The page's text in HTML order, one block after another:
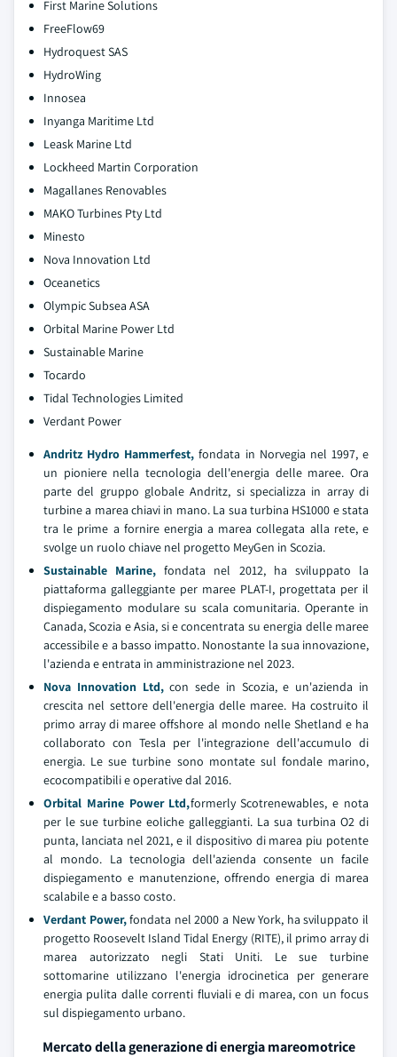
First Marine Solutions
FreeFlow69
Hydroquest SAS
HydroWing
Innosea
Inyanga Maritime Ltd
Leask Marine Ltd
Lockheed Martin Corporation
Magallanes Renovables
MAKO Turbines Pty Ltd
Minesto
Nova Innovation Ltd
Oceanetics
Olympic Subsea ASA
Orbital Marine Power Ltd
Sustainable Marine
Tocardo
Tidal Technologies Limited
Verdant Power
Andritz Hydro Hammerfest, fondata in Norvegia nel 1997, e
un pioniere nella tecnologia dell'energia delle maree. Ora
parte del gruppo globale Andritz, si specializza in array di
turbine a marea chiavi in mano. La sua turbina HS1000 e stata
tra le prime a fornire energia a marea collegata alla rete, e
svolge un ruolo chiave nel progetto MeyGen in Scozia.
Sustainable Marine, fondata nel 2012, ha sviluppato la
piattaforma galleggiante per maree PLAT-I, progettata per il
dispiegamento modulare su scala comunitaria. Operante in
Canada, Scozia e Asia, si e concentrata su energia delle maree
accessibile e a basso impatto. Nonostante la sua innovazione,
l'azienda e entrata in amministrazione nel 2023.
Nova Innovation Ltd,con sede in Scozia, e un'azienda in
crescita nel settore dell'energia delle maree. Ha costruito il
primo array di maree offshore al mondo nelle Shetland e ha
collaborato con Tesla per l'integrazione dell'accumulo di
energia. Le sue turbine sono montate sul fondale marino,
ecocompatibili e operative dal 2016.
Orbital Marine Power Ltd,formerly Scotrenewables, e nota
per le sue turbine eoliche galleggianti. La sua turbina O2 di
punta, lanciata nel 2021, e il dispositivo di marea piu potente
al mondo. La tecnologia dell'azienda consente un facile
dispiegamento e manutenzione, offrendo energia di marea
scalabile e a basso costo.
Verdant Power,fondata nel 2000 a New York, ha sviluppato il
progetto Roosevelt Island Tidal Energy (RITE), il primo array di
marea autorizzato negli Stati Uniti. Le sue turbine
sottomarine utilizzano l'energia idrocinetica per generare
energia pulita dalle correnti fluviali e di marea, con un focus
sul dispiegamento urbano.
Mercato della generazione di energia mareomotrice